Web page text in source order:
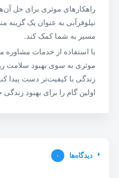
راهکارهای موثری برای حل آن‌ها
نیلوفرآبی به عنوان یک گزینه
مسیر به شما کمک کند.
با استفاده از خدمات مشاوره
موثری به سوی بهبود سلامت
زندگی با کیفیت‌تر دست پیدا
اولین گام را برای بهبود زندگی
دیدگاه‌ها ۰